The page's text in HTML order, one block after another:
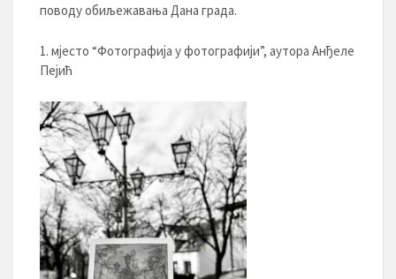
поводу обиљежавања Дана града.
мјесто “Фотографија у фотографији”, аутора Анђеле
Пејић